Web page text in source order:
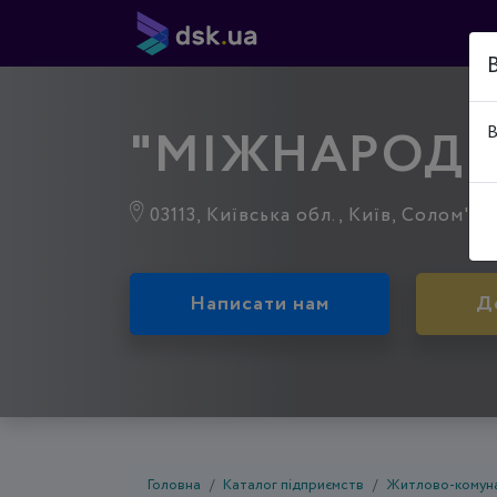
03113, Київська обл., Київ,
Написати нам
Головна Каталог підприємств Житлово-